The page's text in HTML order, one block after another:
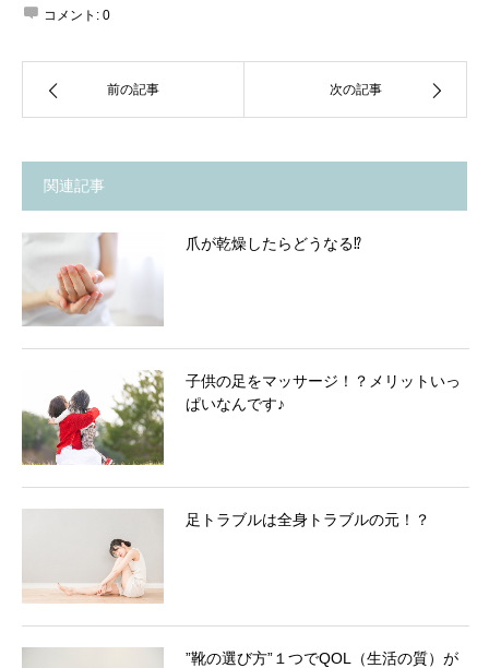
コメント: 0
前の記事 次の記事
関連記事
爪が乾燥したらどうなる⁉
子供の足をマッサージ！？メリットいっ
ぱいなんです♪
足トラブルは全身トラブルの元！？
”靴の選び方”１つでQOL（生活の質）が